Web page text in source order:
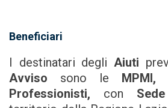
Beneficiari
I destinatari degli Aiuti
Avviso sono le MPMI,
Professionisti, con